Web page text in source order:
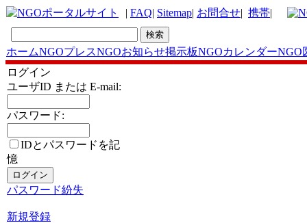
| FAQ| Sitemap| お問合せ| 携帯|
ホームNGOプレスNGOお知らせ掲示板NGOカレンダーNGO
ログイン
ユーザID または E-mail:
パスワード:
IDとパスワードを記
憶
パスワード紛失
新規登録